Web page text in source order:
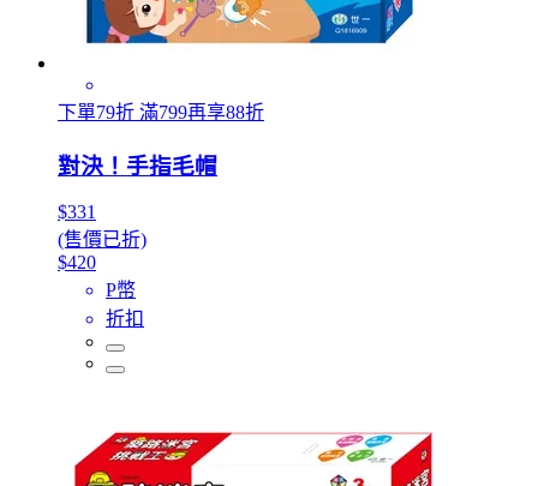
下單79折 滿799再享88折
對決！手指毛帽
$331
(售價已折)
$420
P幣
折扣